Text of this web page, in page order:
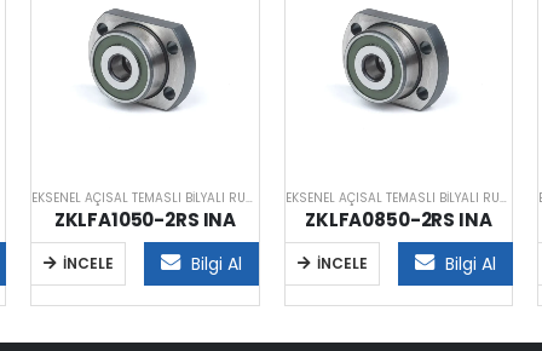
EKSENEL AÇISAL TEMASLI BILYALI RULMANLAR
ZKLFA1050-2RS INA
İNCELE Bilgi Al
EKSENEL AÇISAL TEMASLI BILYALI RULMANLAR
ZKLFA0850-2RS INA
İNCELE Bilgi Al